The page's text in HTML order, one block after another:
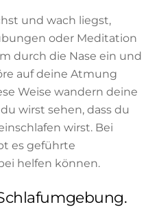
und wach liegst,
oder Meditation
durch die Nase ein und
auf deine Atmung
Weise wandern deine
wirst sehen, dass du
wirst. Bei
es geführte
helfen können.